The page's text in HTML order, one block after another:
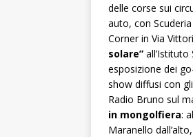
delle corse sui
auto, con
Corner in Via
solare”
esposizione dei
show diffusi con
Radio Bruno sul
in mongolfiera:
Maranello